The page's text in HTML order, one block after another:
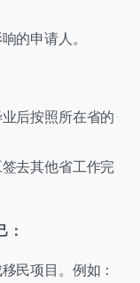
的申请人。
后按照所在省的
去其他省工作完
：
民项目。例如：